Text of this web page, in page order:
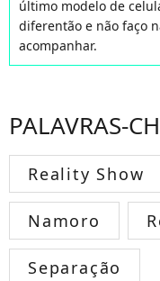
último modelo de
diferentão e não faço
acompanhar.
PALAVRAS-
Reality Show
Namoro
Separação